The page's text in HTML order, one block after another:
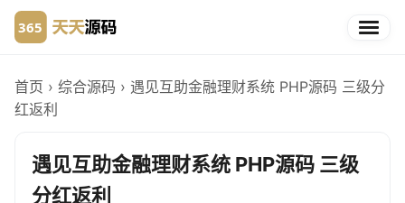
首页 › 综合源码 › 遇见互助金融理财系统 PHP源码 三级分
红返利
遇见互助金融理财系统 PHP源码 三级
分红返利